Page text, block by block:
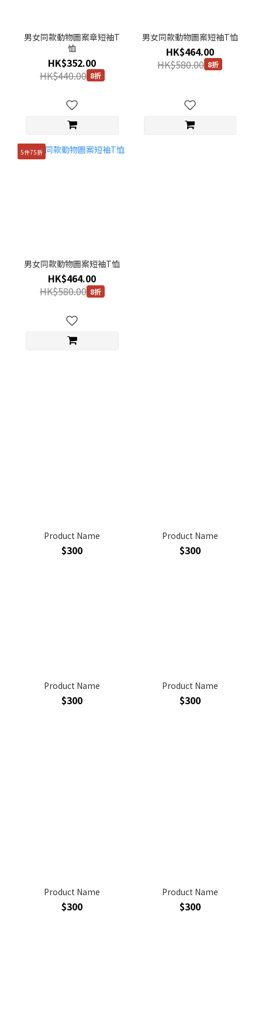
男女同款動物圖案章短袖T
恤
HK$352.00
HK$440.00 8折
男女同款動物圖案短袖T恤
HK$464.00
HK$580.00 8折
5件75折
男女同款動物圖案短袖T恤
HK$464.00
HK$580.00 8折
Product Name
$300
Product Name
$300
Product Name
$300
Product Name
$300
Product Name
$300
Product Name
$300